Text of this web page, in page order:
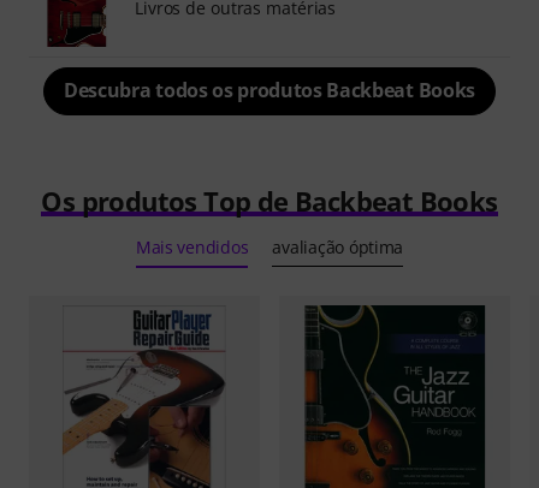
Livros de outras matérias
Descubra todos os produtos Backbeat Books
Os produtos Top de Backbeat Books
Mais vendidos avaliação óptima